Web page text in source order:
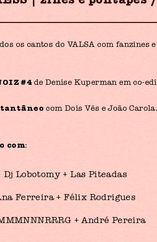
os cantos do VALSA com fanzines
#4 de Denise Kuperman em co-
com Dois Vês e João
com:
Dj Lobotomy + Las Piteadas
Ferreira + Félix Rodrigues
+ André Pereira